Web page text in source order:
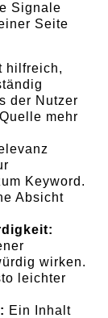
Signale
Seite
hilfreich,
der Nutzer
mehr
Keyword.
Absicht
wirken.
leichter
Ein Inhalt